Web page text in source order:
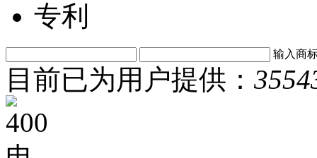
专利
输入商
目前已为用户提供：